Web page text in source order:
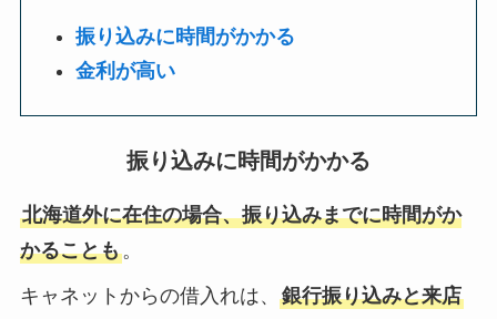
振り込みに時間がかかる
金利が高い
振り込みに時間がかかる
北海道外に在住の場合、振り込みまでに時間がか
かることも。
キャネットからの借入れは、 銀行振り込みと来店